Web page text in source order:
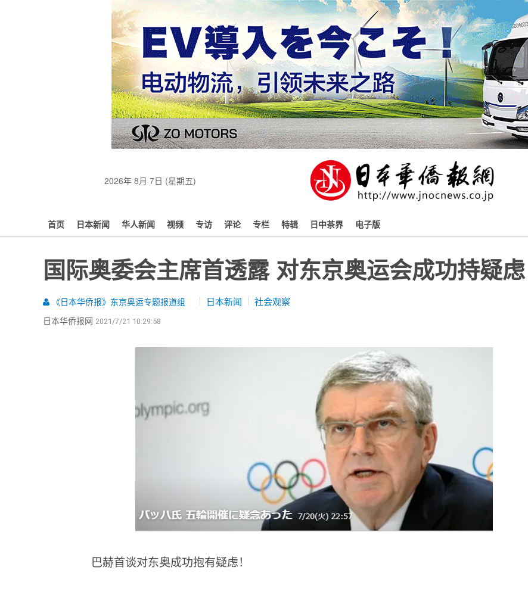
2026年 8月 7日 (星期五)
首页 日本新闻 华人新闻 视频 专访 评论 专栏 特辑 日中茶界 电子版
国际奥委会主席首透露 对东京奥运会成功持疑虑
《日本华侨报》东京奥运专题报道组 日本新闻 社会观察
日本华侨报网 2021/7/21 10:29:58
巴赫首谈对东奥成功抱有疑虑！